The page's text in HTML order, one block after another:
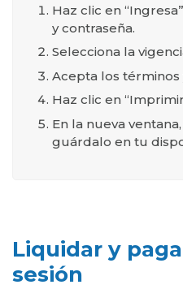
Haz clic en
y contraseña.
Selecciona la
Acepta los términos
Haz clic en
En la nueva
guárdalo en tu
Liquidar y
sesión